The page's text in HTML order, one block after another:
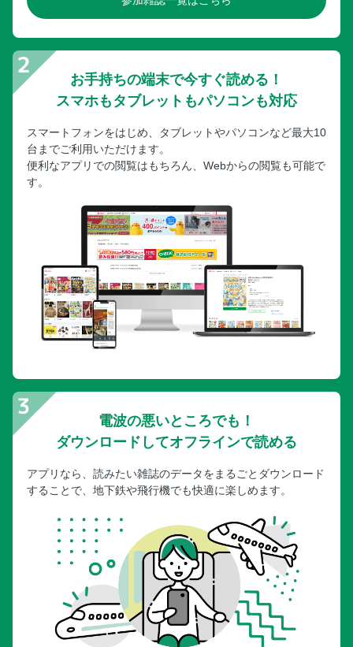
お手持ちの端末で今すぐ読める！
スマホもタブレットもパソコンも対応
スマートフォンをはじめ、タブレットやパソコンなど最大10
台までご利用いただけます。
便利なアプリでの閲覧はもちろん、Webからの閲覧も可能で
す。
電波の悪いところでも！
ダウンロードしてオフラインで読める
アプリなら、読みたい雑誌のデータをまるごとダウンロード
することで、地下鉄や飛行機でも快適に楽しめます。